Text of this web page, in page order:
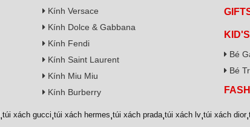
Kính Versace
Kính Dolce & Gabbana
Kính Fendi
Kính Saint Laurent
Kính Miu Miu
Kính Burberry
Bé
Bé
,túi xách gucci,túi xách hermes,túi xách prada,túi xách lv,túi xách dior,